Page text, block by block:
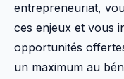
entrepreneuriat,
ces enjeux et vous
opportunités
un maximum au